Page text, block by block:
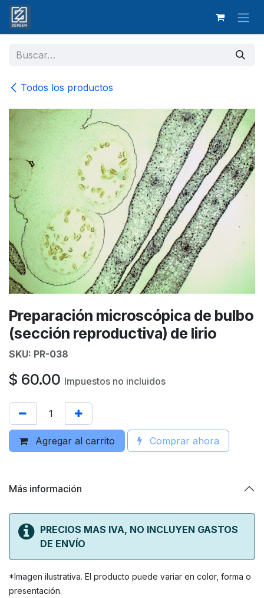
Ir al contenido
Todos los productos
Preparación microscópica de bulbo
(sección reproductiva) de lirio
SKU: PR-038
$ 60.00 Impuestos no incluidos
Agregar al carrito Comprar ahora
Más información
PRECIOS MAS IVA, NO INCLUYEN GASTOS
DE ENVÍO
*Imagen ilustrativa. El producto puede variar en color, forma o
presentación.